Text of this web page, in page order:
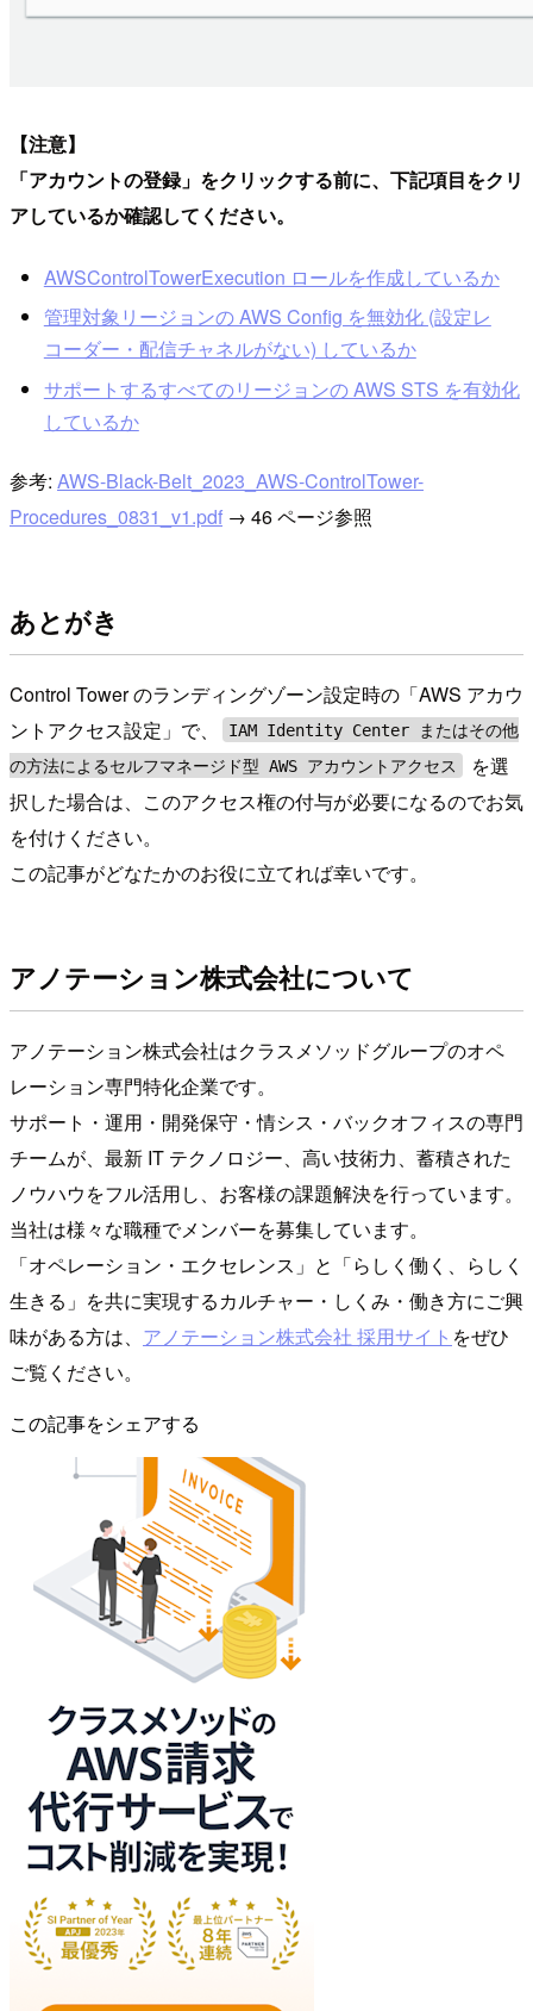
【注意】
「アカウントの登録」をクリックする前に、下記項目をクリ
アしているか確認してください。
AWSControlTowerExecution ロールを作成しているか
管理対象リージョンの AWS Config を無効化 (設定レ
コーダー・配信チャネルがない) しているか
サポートするすべてのリージョンの AWS STS を有効化
しているか
参考: AWS-Black-Belt_2023_AWS-ControlTower-
Procedures_0831_v1.pdf → 46 ページ参照
あとがき
Control Tower のランディングゾーン設定時の「AWS アカウ
ントアクセス設定」で、
IAM Identity Center またはその他
の方法によるセルフマネージド型 AWS アカウントアクセス
を選
択した場合は、このアクセス権の付与が必要になるのでお気
を付けください。
この記事がどなたかのお役に立てれば幸いです。
アノテーション株式会社について
アノテーション株式会社はクラスメソッドグループのオペ
レーション専門特化企業です。
サポート・運用・開発保守・情シス・バックオフィスの専門
チームが、最新 IT テクノロジー、高い技術力、蓄積された
ノウハウをフル活用し、お客様の課題解決を行っています。
当社は様々な職種でメンバーを募集しています。
「オペレーション・エクセレンス」と「らしく働く、らしく
生きる」を共に実現するカルチャー・しくみ・働き方にご興
味がある方は、 アノテーション株式会社 採用サイト をぜひ
ご覧ください。
この記事をシェアする